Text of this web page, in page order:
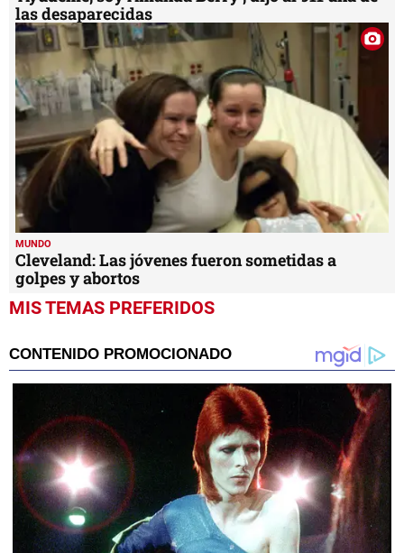
las desaparecidas
MUNDO
Cleveland: Las jóvenes fueron sometidas a
golpes y abortos
MIS TEMAS PREFERIDOS